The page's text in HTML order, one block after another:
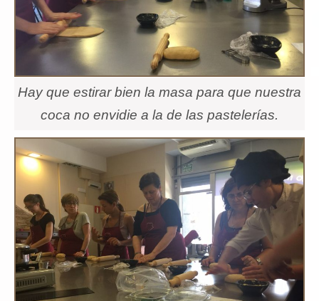
Hay que estirar bien la masa para que nuestra
coca no envidie a la de las pastelerías.